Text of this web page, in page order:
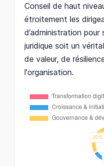
Conseil de haut
étroitement les
d’administration pour
juridique soit un
de valeur, de
l'organisation.